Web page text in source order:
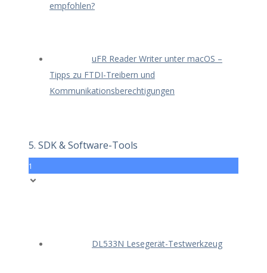
empfohlen?
uFR Reader Writer unter macOS –
Tipps zu FTDI-Treibern und
Kommunikationsberechtigungen
5. SDK & Software-Tools
1
DL533N Lesegerät-Testwerkzeug